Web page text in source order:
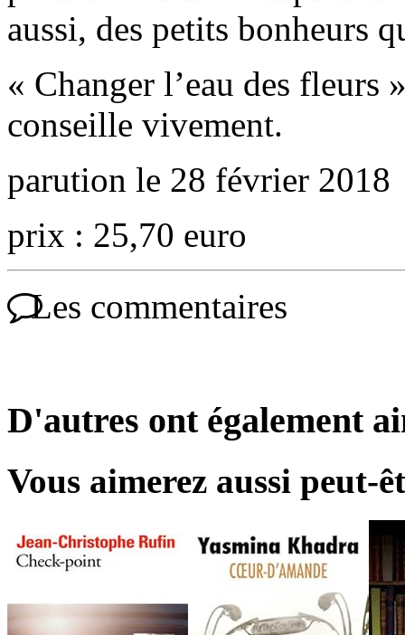
aussi, des petits bonheurs
« Changer l’eau des fleurs
conseille vivement.
parution le 28 février 2018
prix : 25,70 euro
Les commentaires
D'autres ont également
Vous aimerez aussi peut-